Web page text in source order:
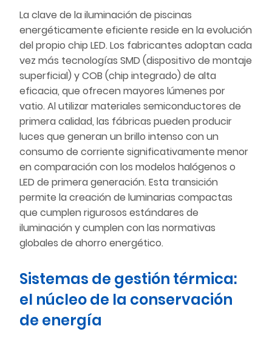
La clave de la iluminación de piscinas
energéticamente eficiente reside en la evolución
del propio chip LED. Los fabricantes adoptan cada
vez más tecnologías SMD (dispositivo de montaje
superficial) y COB (chip integrado) de alta
eficacia, que ofrecen mayores lúmenes por
vatio. Al utilizar materiales semiconductores de
primera calidad, las fábricas pueden producir
luces que generan un brillo intenso con un
consumo de corriente significativamente menor
en comparación con los modelos halógenos o
LED de primera generación. Esta transición
permite la creación de luminarias compactas
que cumplen rigurosos estándares de
iluminación y cumplen con las normativas
globales de ahorro energético.
Sistemas de gestión térmica:
el núcleo de la conservación
de energía